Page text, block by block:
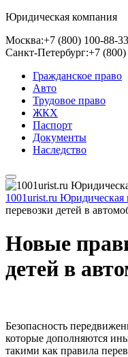
Юридическая компания
Москва:+7 (800) 100-88-33
Санкт-Петербург:+7
Гражданское право
Авто
Трудовое право
ЖКХ
Паспорт
Документы
Наследство
1001urist.ru Юридическая
перевозки детей в
Новые
детей в
Безопасность
которые дополняются
такими как правила